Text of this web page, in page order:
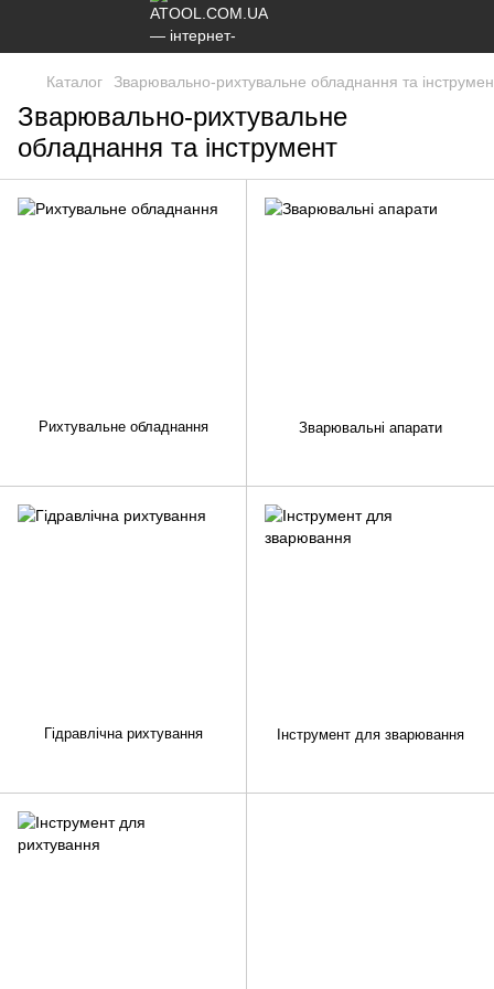
Каталог Зварювально-рихтувальне обладнання та
Зварювально-рихтувальне
обладнання та інструмент
Рихтувальне обладнання Зварювальні апарати
Гідравлічна рихтування Інструмент для зварювання